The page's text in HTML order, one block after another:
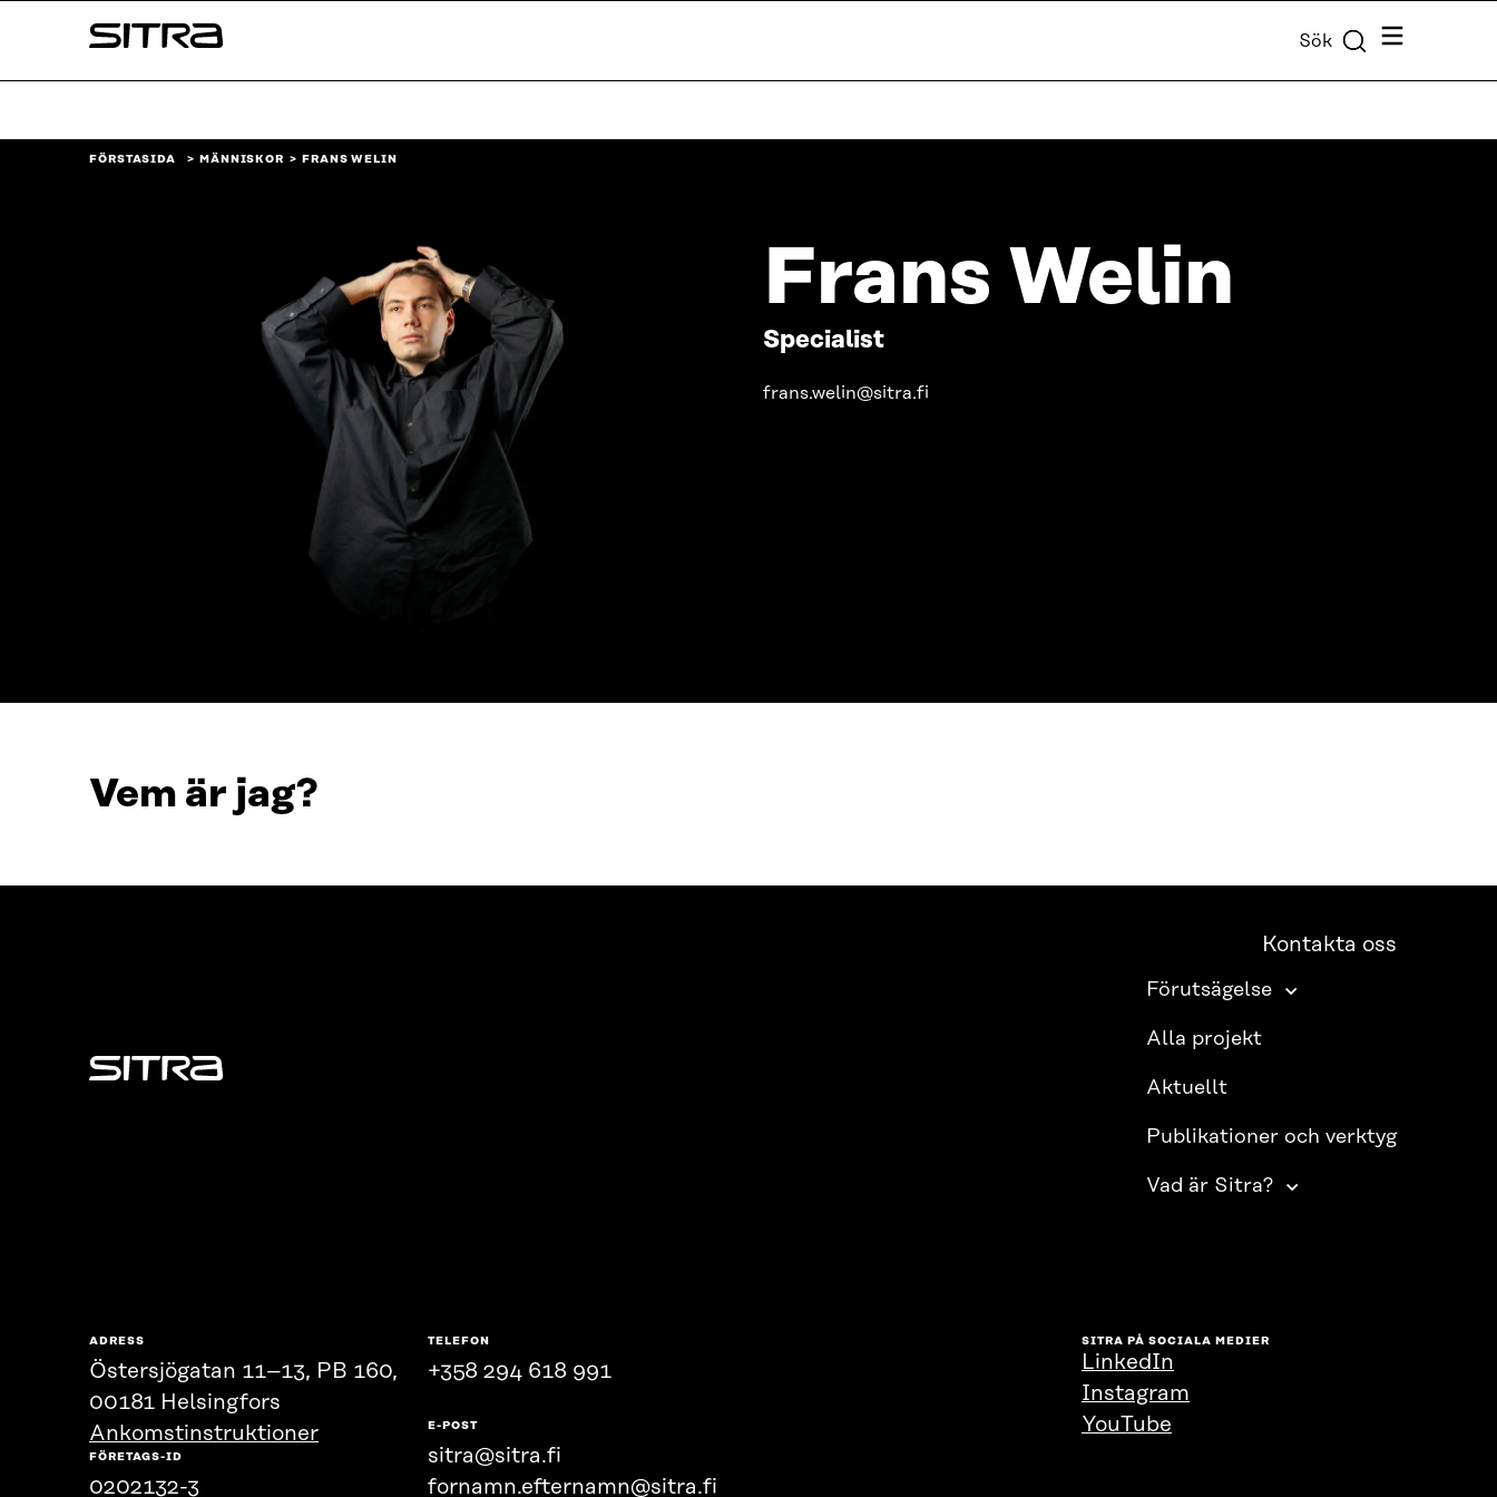
↓
Sitra Sök Meny
FÖRSTASIDA MÄNNISKOR FRANS WELIN
Frans Welin
Specialist
frans.welin@sitra.fi
Vem är jag?
Sitra
Kontakta oss
Förutsägelse
Alla projekt
Aktuellt
Publikationer och verktyg
Vad är Sitra?
ADRESS
Östersjögatan 11–13, PB 160,
00181 Helsingfors
Ankomstinstruktioner
FÖRETAGS-ID
0202132-3
TELEFON
+358 294 618 991
E-POST
sitra@sitra.fi
fornamn.efternamn@sitra.fi
SITRA PÅ SOCIALA MEDIER
LinkedIn
Instagram
YouTube